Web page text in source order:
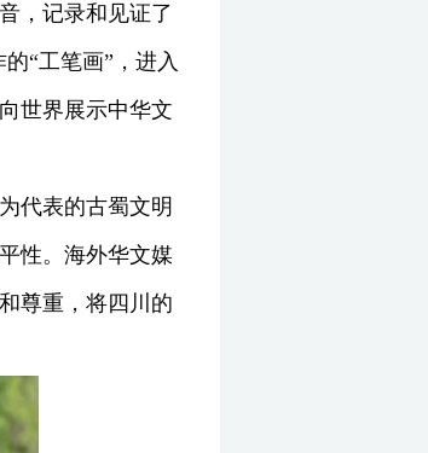
，记录和见证了
“工笔画”，进入
世界展示中华文
代表的古蜀文明
性。海外华文媒
尊重，将四川的